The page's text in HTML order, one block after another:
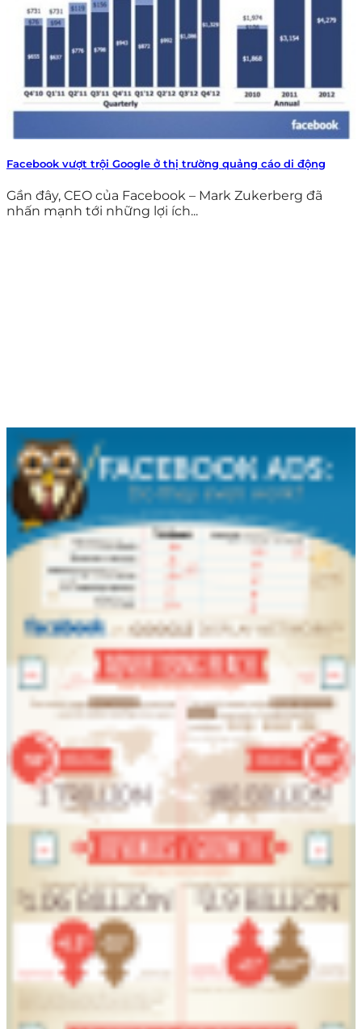
Facebook vượt trội Google ở thị trường quảng cáo di động
Gần đây, CEO của Facebook – Mark Zukerberg đã
nhấn mạnh tới những lợi ích...